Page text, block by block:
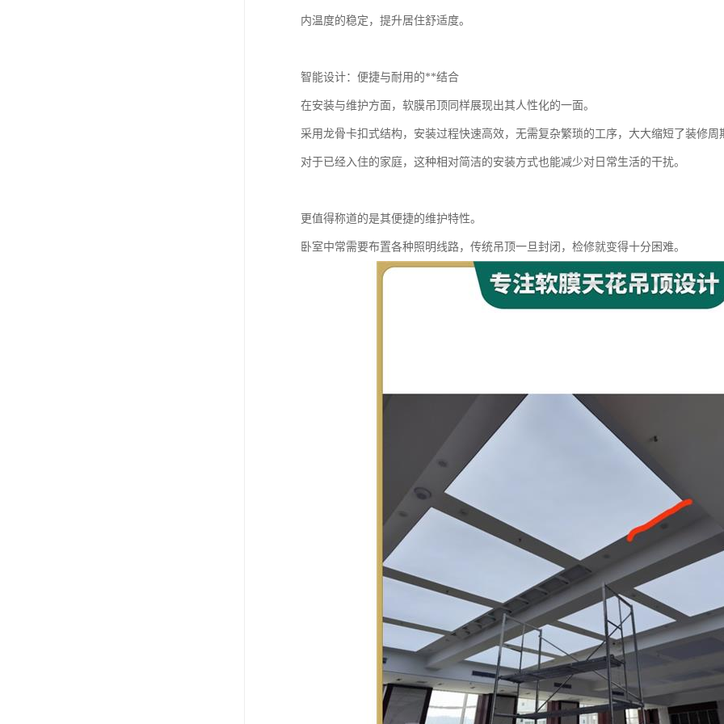
内温度的稳定，提升居住舒适度。
智能设计：便捷与耐用的**结合
在安装与维护方面，软膜吊顶同样展现出其人性化的一面。
采用龙骨卡扣式结构，安装过程快速高效，无需复杂繁琐的工序，大大缩短了装修周
对于已经入住的家庭，这种相对简洁的安装方式也能减少对日常生活的干扰。
更值得称道的是其便捷的维护特性。
卧室中常需要布置各种照明线路，传统吊顶一旦封闭，检修就变得十分困难。